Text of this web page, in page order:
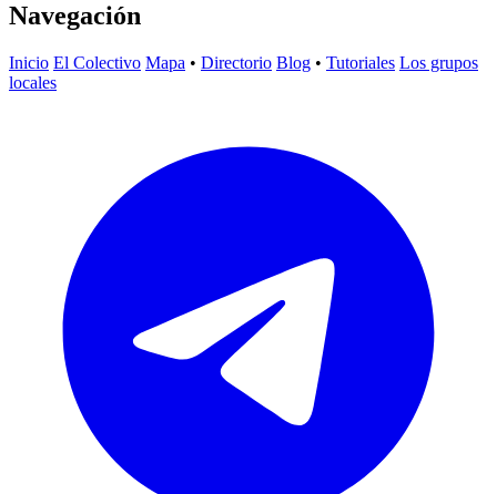
Navegación
Inicio El Colectivo Mapa • Directorio Blog • Tutoriales Los grupos
locales